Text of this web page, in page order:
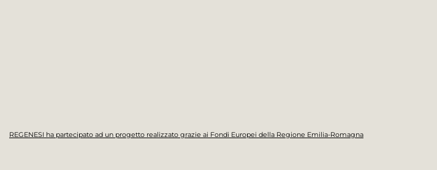
REGENESI ha partecipato ad un progetto realizzato grazie ai Fondi Europei della Regione Emilia-Romagna